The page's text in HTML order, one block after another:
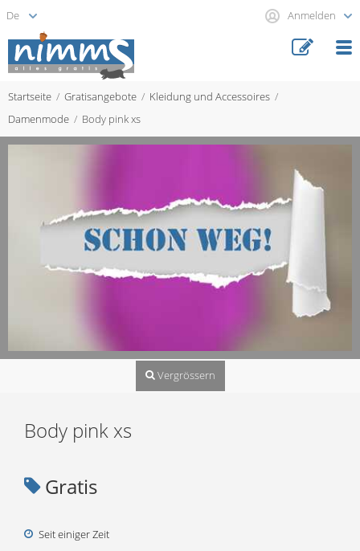
Anmelden
Startseite Gratisangebote
Kleidung und Accessoires
Damenmode
Body pink xs
Vergrössern
Body pink xs
Gratis
Seit einiger Zeit